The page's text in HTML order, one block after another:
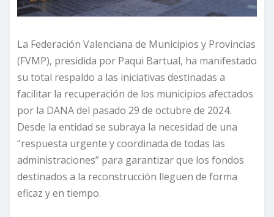
La Federación Valenciana de Municipios y Provincias
(FVMP), presidida por Paqui Bartual, ha manifestado
su total respaldo a las iniciativas destinadas a
facilitar la recuperación de los municipios afectados
por la DANA del pasado 29 de octubre de 2024.
Desde la entidad se subraya la necesidad de una
“respuesta urgente y coordinada de todas las
administraciones” para garantizar que los fondos
destinados a la reconstrucción lleguen de forma
eficaz y en tiempo.